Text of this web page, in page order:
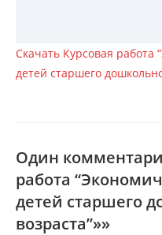
Скачать Курсовая работа
детей старшего
Один
работа
детей старшего
возраста”»»